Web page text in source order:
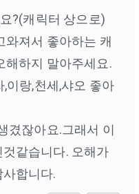
?(캐릭터 상으로)
와져서 좋아하는 캐
해하지 말아주세요.
이랑,천세,샤오 좋아
겼잖아요.그래서 이
같습니다. 오해가
합니다.